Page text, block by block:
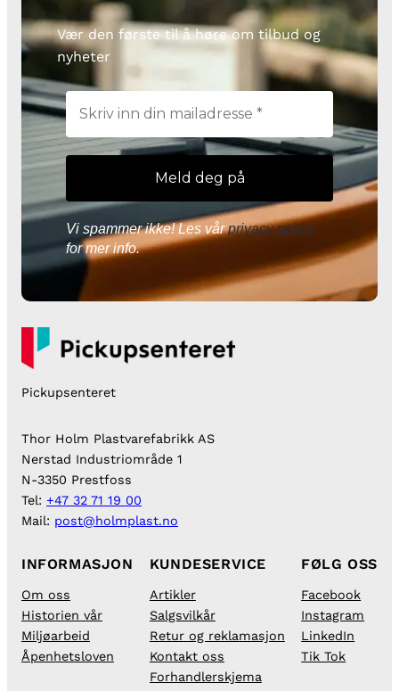
Vær den første til å høre om tilbud og
nyheter
Vi spammer ikke! Les vårprivacy policy
for mer info.
Pickupsenteret
Thor Holm Plastvarefabrikk AS
Nerstad Industriområde 1
N-3350 Prestfoss
Tel: +47 32 71 19 00
Mail: post@holmplast.no
INFORMASJON
Om oss
Historien vår
Miljøarbeid
Åpenhetsloven
KUNDESERVICE
Artikler
Salgsvilkår
Retur og reklamasjon
Kontakt oss
Forhandlerskjema
FØLG OSS
Facebook
Instagram
LinkedIn
Tik Tok